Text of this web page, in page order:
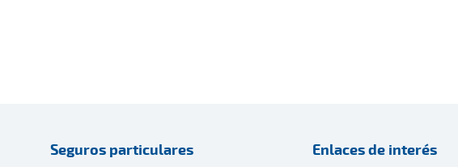
Seguros particulares Enlaces de interés